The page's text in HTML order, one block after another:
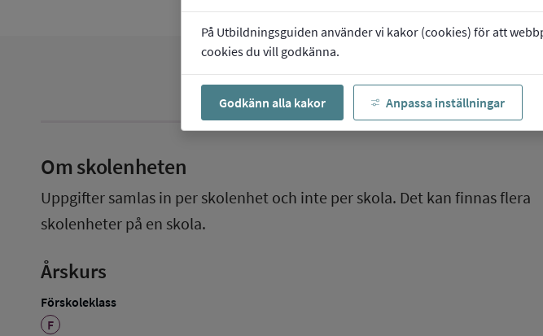
På Utbildningsguiden använder vi kakor (cookies) för att
cookies du vill godkänna.
Godkänn alla kakor Anpassa inställningar
Om skolenheten
Uppgifter samlas in per skolenhet och inte per skola. Det kan finnas flera
skolenheter på en skola.
Årskurs
Förskoleklass
F